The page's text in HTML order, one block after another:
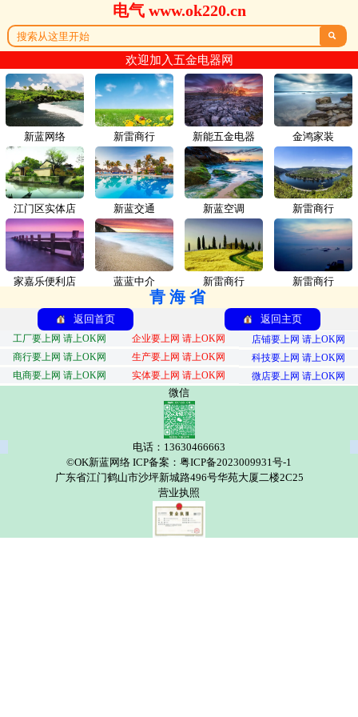
电气 www.ok220.cn

欢迎加入五金电器网
新蓝网络 新雷商行
江门区实体店 新蓝交通
家嘉乐便利店 蓝蓝中介
新能五金电器 金鸿家装
新蓝空调 新雷商行
新雷商行 新雷商行
青海省
返回首页 返回主页
工厂要上网 请上OK网 企业要上网 请上OK网
店铺要上网 请上OK网
商行要上网 请上OK网
生产要上网 请上OK网
科技要上网 请上OK网
电商要上网 请上OK网
实体要上网 请上OK网 微店要上网 请上OK网
微信
电话：13630466663
©OK新蓝网络 ICP备案：粤ICP备2023009931号-1
广东省江门鹤山市沙坪新城路496号华苑大厦二楼2C25
营业执照